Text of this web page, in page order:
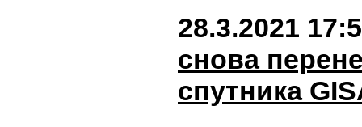
28.3.2021
снова
спутника